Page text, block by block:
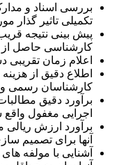
بررسی اسناد و
تکمیلی تاثیر گذار
پیش بینی نتیجه
کارشناسی حاصل از
اعلام زمان
اطلاع دقیق از
کارشناسان رسمی و
برآورد دقیق
اجرایی مغفول
برآورد ارزش ریالی
آنها برای تصمیم
آشنایی با مولفه